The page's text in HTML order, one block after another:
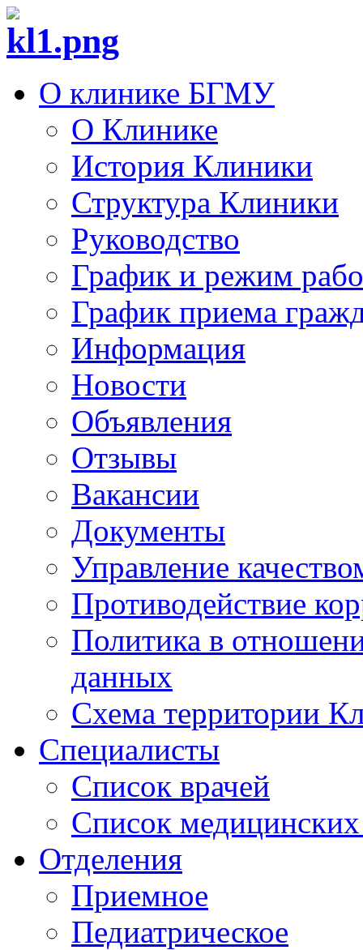
О клинике БГМУ
О Клинике
История Клиники
Структура Клиники
Руководство
График и режим
График приема
Информация
Новости
Объявления
Отзывы
Вакансии
Документы
Управление
Противодействие
Политика в
данных
Схема территории
Специалисты
Список врачей
Список медицинских
Отделения
Приемное
Педиатрическое